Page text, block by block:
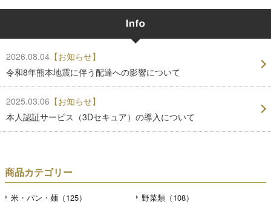
2026.08.04 【お知らせ】
令和8年熊本地震に伴う配達への影響について
2025.03.06 【お知らせ】
本人認証サービス（3Dセキュア）の導入について
商品カテゴリー
米・パン・麺（125） 野菜類（108）